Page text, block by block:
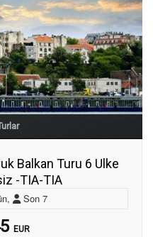
Balkan Turu 6 Ulke
-TIA-TIA
, Son 7
EUR